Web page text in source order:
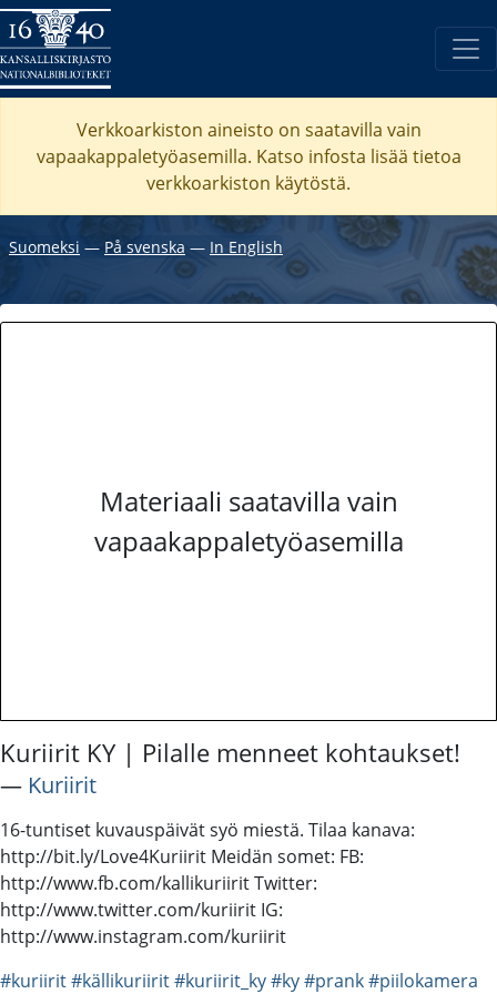
Verkkoarkiston aineisto on saatavilla vain
vapaakappaletyöasemilla. Katso infosta lisää tietoa
verkkoarkiston käytöstä.
Suomeksi ― På svenska ― In English
Materiaali saatavilla vain
vapaakappaletyöasemilla
Kuriirit KY | Pilalle menneet kohtaukset!
― Kuriirit
16-tuntiset kuvauspäivät syö miestä. Tilaa kanava:
http://bit.ly/Love4Kuriirit Meidän somet: FB:
http://www.fb.com/kallikuriirit Twitter:
http://www.twitter.com/kuriirit IG:
http://www.instagram.com/kuriirit
#kuriirit#källikuriirit#kuriirit_ky#ky#prank#piilokamera